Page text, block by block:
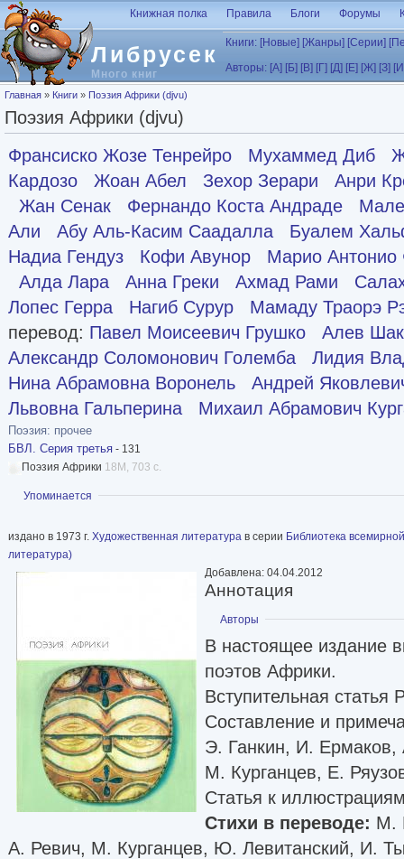
Перейти к основному содержанию
Либрусек
Много книг
Книжная полка Правила Блоги Форумы
Книги: [Новые] [Жанры] [Серии]
Авторы: [А] [Б] [В] [Г] [Д] [Е] [Ж] [З]
Вы здесь
Главная » Книги » Поэзия Африки (djvu)
Поэзия Африки (djvu)
Франсиско Жозе Тенрейро
Мухаммед Диб
Кардозо
Жоан Абел Зехор Зерари
Анри
Жан Сенак
Фернандо Коста Андраде
Али
Абу Аль-Касим Саадалла
Буалем
Надиа Гендуз
Кофи Авунор
Марио
Алда Лара
Анна Греки Ахмад Рами
Лопес Герра
Нагиб Сурур
Мамаду Траорэ
перевод: Павел Моисеевич Грушко
Алев
Александр Соломонович Големба
Лидия
Нина Абрамовна Воронель
Андрей
Львовна Гальперина
Михаил Абрамович
Поэзия: прочее
БВЛ. Серия третья - 131
Поэзия Африки 18M, 703 с.
Показать
Упоминается
издано в 1973 г. Художественная литература в серии Библиотека
литература)
Добавлена: 04.04.2012
Аннотация
Показать
Авторы
В настоящее издание
поэтов Африки.
Вступительная статья
Составление и
Э. Ганкин, И. Ермаков,
М. Курганцев, Е.
Статья к
Стихи в переводе: М.
А. Ревич, М. Курганцев, Ю. Левитанский, И.